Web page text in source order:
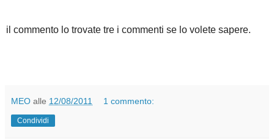
il commento lo trovate tre i commenti se lo volete sapere.
MEO alle 12/08/2011 1 commento:
Condividi